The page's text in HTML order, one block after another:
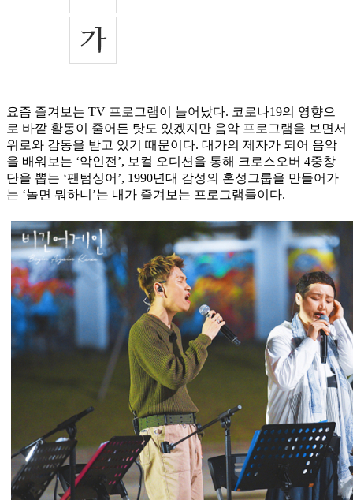
요즘 즐겨보는 TV 프로그램이 늘어났다. 코로나19의 영향으
로 바깥 활동이 줄어든 탓도 있겠지만 음악 프로그램을 보면서
위로와 감동을 받고 있기 때문이다. 대가의 제자가 되어 음악
을 배워보는 ‘악인전’, 보컬 오디션을 통해 크로스오버 4중창
단을 뽑는 ‘팬텀싱어’, 1990년대 감성의 혼성그룹을 만들어가
는 ‘놀면 뭐하니’는 내가 즐겨보는 프로그램들이다.